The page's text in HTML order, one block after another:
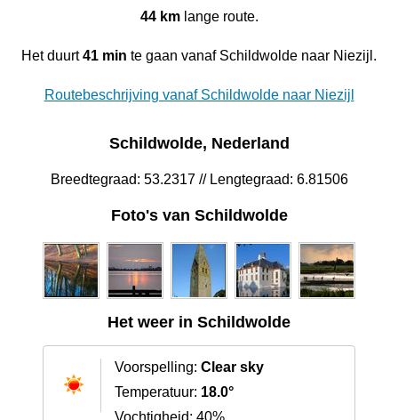
44 kmlange route.
Het duurt41 min te gaan vanaf Schildwolde naar Niezijl.
Routebeschrijving vanaf Schildwolde naar Niezijl
Schildwolde, Nederland
Breedtegraad: 53.2317 // Lengtegraad: 6.81506
Foto's van Schildwolde
Het weer in Schildwolde
Voorspelling: Clear sky
Temperatuur: 18.0°